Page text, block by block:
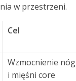
w przestrzeni.
Cel
Wzmocnienie nóg
i mięśni core